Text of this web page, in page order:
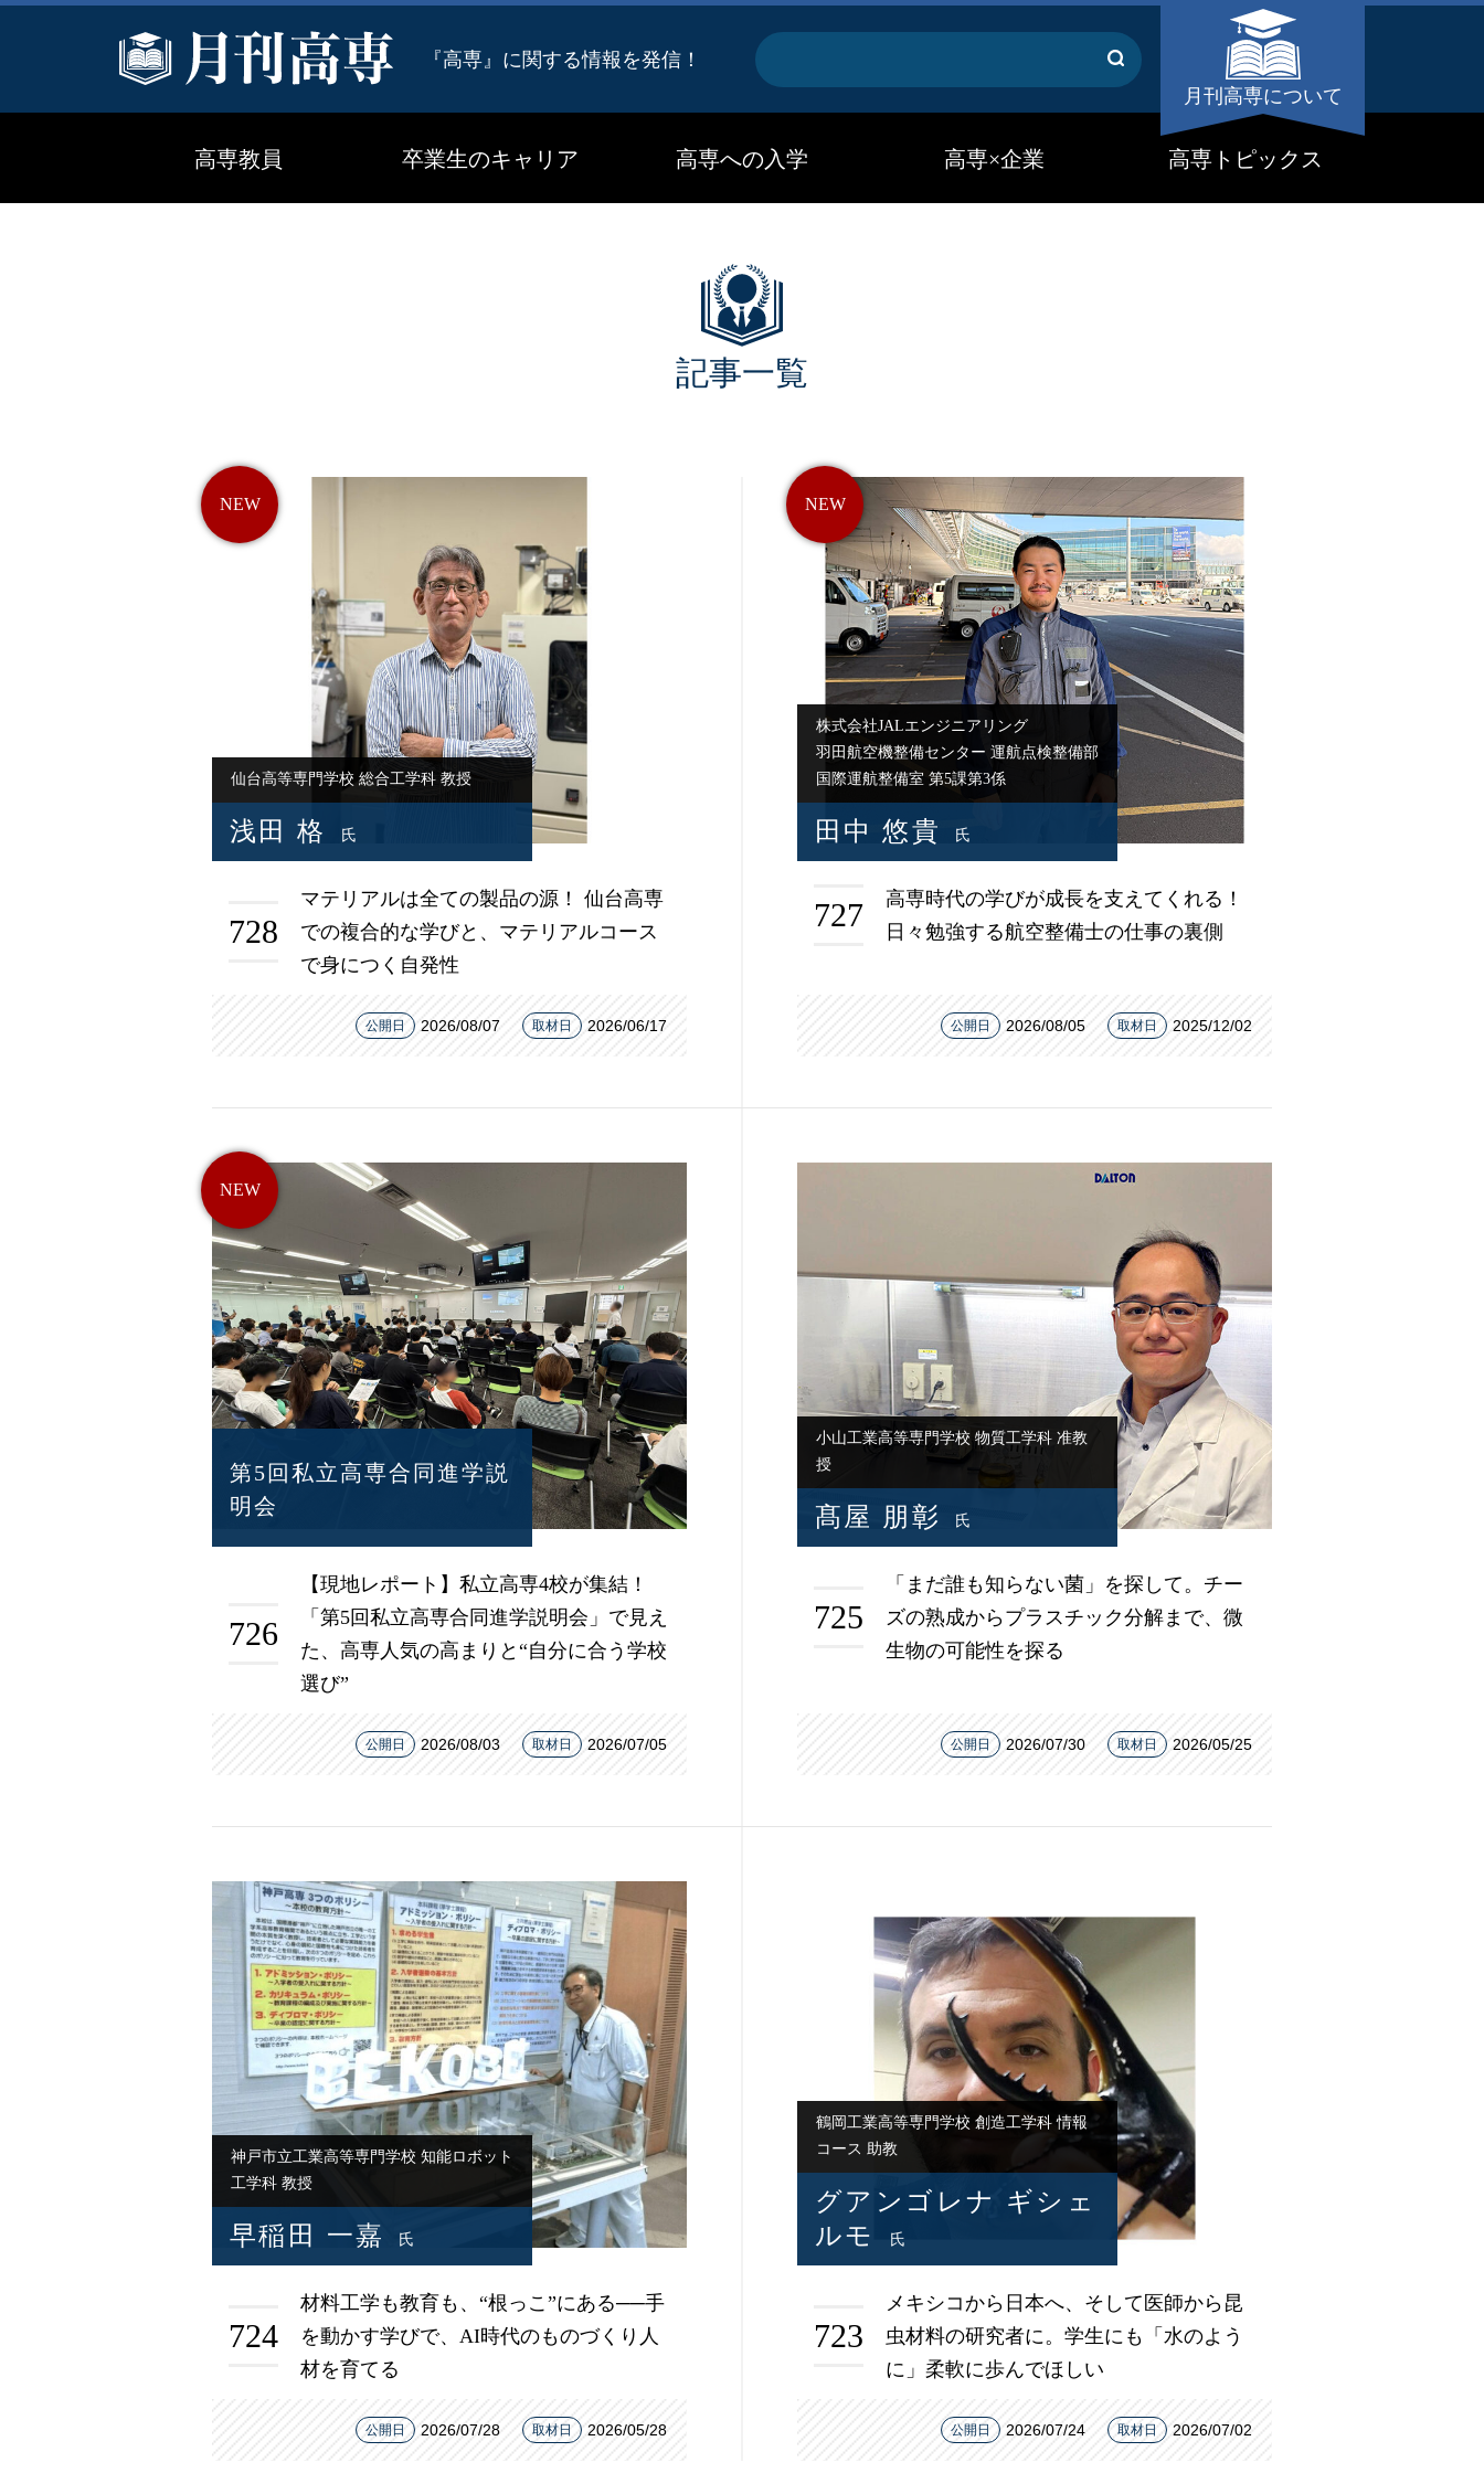
『高専』に関する情報を発信！
キ
ー
ー
ド
月刊高専について
高専教員 卒業生のキャリア 高専への入学 高専×企業 高専トピックス
記事一覧
728
マテリアルは全ての製品の源！ 仙台高専
での複合的な学びと、マテリアルコース
で身につく自発性
公開日 2026/08/07 取材日 2026/06/17
浅田 格 氏
仙台高等専門学校 総合工学科 教授
727
高専時代の学びが成長を支えてくれる！
日々勉強する航空整備士の仕事の裏側
公開日 2026/08/05 取材日 2025/12/02
田中 悠貴 氏
株式会社JALエンジニアリング
羽田航空機整備センター 運航点検整備部
国際運航整備室 第5課第3係
726
【現地レポート】私立高専4校が集結！
「第5回私立高専合同進学説明会」で見え
た、高専人気の高まりと“自分に合う学校
選び”
公開日 2026/08/03 取材日 2026/07/05
第5回私立高専合同進学説
明会
725
「まだ誰も知らない菌」を探して。チー
ズの熟成からプラスチック分解まで、微
生物の可能性を探る
公開日 2026/07/30 取材日 2026/05/25
髙屋 朋彰 氏
小山工業高等専門学校 物質工学科 准教
授
724
材料工学も教育も、“根っこ”にある──手
を動かす学びで、AI時代のものづくり人
材を育てる
公開日 2026/07/28 取材日 2026/05/28
早稲田 一嘉 氏
神戸市立工業高等専門学校 知能ロボット
工学科 教授
723
メキシコから日本へ、そして医師から昆
虫材料の研究者に。学生にも「水のよう
に」柔軟に歩んでほしい
公開日 2026/07/24 取材日 2026/07/02
グアンゴレナ ギシェ
ルモ
氏
鶴岡工業高等専門学校 創造工学科 情報
コース 助教